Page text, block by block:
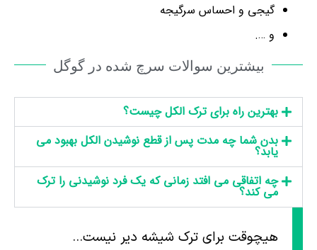
گیجی و احساس سرگیجه
و ….
بیشترین سوالات سرچ شده در گوگل
بهترین راه برای ترک الکل چیست؟
بدن شما چه مدت پس از قطع نوشیدن الکل بهبود می
یابد؟
چه اتفاقی می افتد زمانی که یک فرد نوشیدنی را ترک
می کند؟
هیچوقت برای ترک شیشه دیر نیست...